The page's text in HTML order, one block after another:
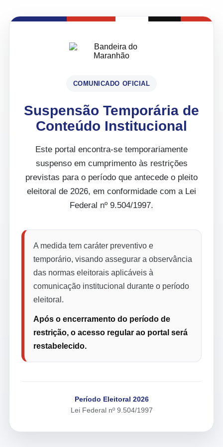
COMUNICADO OFICIAL
Suspensão Temporária de
Conteúdo Institucional
Este portal encontra-se temporariamente
suspenso em cumprimento às restrições
previstas para o período que antecede o pleito
eleitoral de 2026, em conformidade com a Lei
Federal nº 9.504/1997.
A medida tem caráter preventivo e
temporário, visando assegurar a observância
das normas eleitorais aplicáveis à
comunicação institucional durante o período
eleitoral.
Após o encerramento do período de
restrição, o acesso regular ao portal será
restabelecido.
Período Eleitoral 2026
Lei Federal nº 9.504/1997